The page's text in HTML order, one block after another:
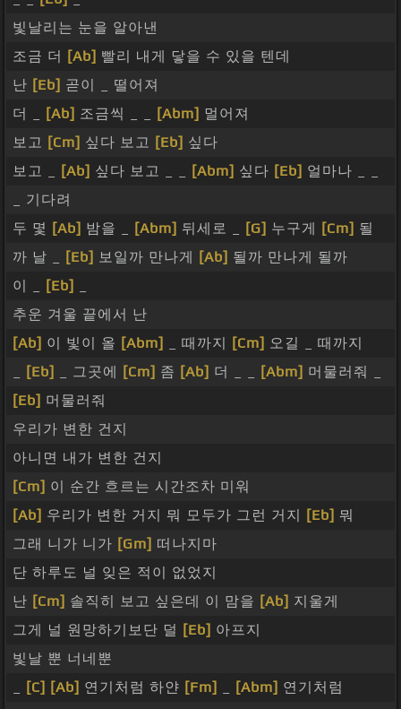
빛날리는 눈을 알아낸
조금 더
[Ab] 빨리 내게 닿을 수 있을 텐데
난 [Eb] 곧이 _ 떨어져
더 _
[Ab] 조금씩 _ _ [Abm] 멀어져
보고 [Cm] 싶다 보고 [Eb] 싶다
보고 _
[Ab] 싶다 보고 _ _ [Abm] 싶다 [Eb] 얼마나 _ _
_ 기다려
두 몇 [Ab] 밤을 _ [Abm] 뒤세로 _ [G] 누구게 [Cm] 될
까 날 _
[Eb] 보일까 만나게 [Ab] 될까 만나게 될까
이 _
[Eb]
추운 겨울 끝에서 난
[Ab] 이 빛이 올 [Abm] _ 때까지 [Cm] 오길 _ 때까지
[Eb] _ 그곳에 [Cm] 좀 [Ab] 더 _ _ [Abm] 머물러줘 _
[Eb] 머물러줘
우리가 변한 건지
아니면 내가 변한 건지
[Cm] 이 순간 흐르는 시간조차 미워
[Ab] 우리가 변한 거지 뭐 모두가 그런 거지 [Eb] 뭐
그래 니가 니가 [Gm] 떠나지마
단 하루도 널 잊은 적이 없었지
난 [Cm] 솔직히 보고 싶은데 이 맘을 [Ab] 지울게
그게 널 원망하기보단 덜 [Eb] 아프지
빛날 뿐 너네뿐
[C] [Ab] 연기처럼 하얀 [Fm] [Abm] 연기처럼